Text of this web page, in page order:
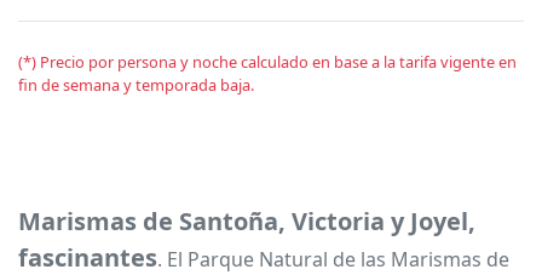
(*) Precio por persona y noche calculado en base a la tarifa vigente en
fin de semana y temporada baja.
Marismas de Santoña, Victoria y Joyel,
fascinantes. El Parque Natural de las Marismas de